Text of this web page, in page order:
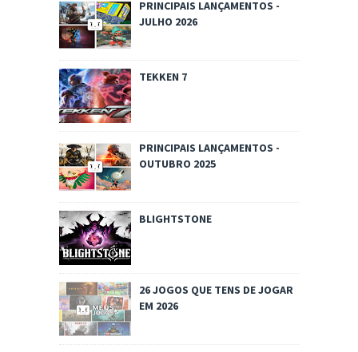
PRINCIPAIS LANÇAMENTOS -
JULHO 2026
TEKKEN 7
PRINCIPAIS LANÇAMENTOS -
OUTUBRO 2025
BLIGHTSTONE
26 JOGOS QUE TENS DE JOGAR
EM 2026